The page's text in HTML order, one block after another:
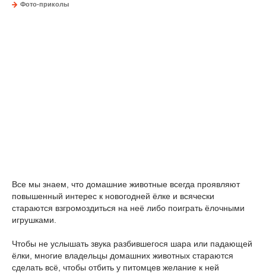
Фото-приколы
Все мы знаем, что домашние животные всегда проявляют
повышенный интерес к новогодней ёлке и всячески
стараются взгромоздиться на неё либо поиграть ёлочными
игрушками.
Чтобы не услышать звука разбившегося шара или падающей
ёлки, многие владельцы домашних животных стараются
сделать всё, чтобы отбить у питомцев желание к ней